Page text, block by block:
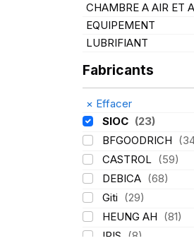
CHAMBRE A AIR ET
EQUIPEMENT
LUBRIFIANT
Fabricants
× Effacer
SIOC (23)
BFGOODRICH
CASTROL (59)
DEBICA (68)
Giti (29)
HEUNG AH (81)
IRIS (8)